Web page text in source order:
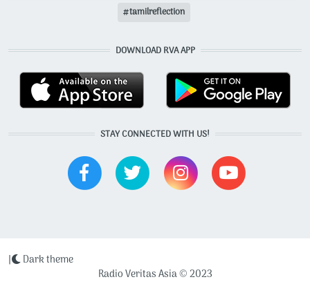
tamilreflection
DOWNLOAD RVA APP
STAY CONNECTED WITH US!
Radio Veritas Asia © 2023
| Dark theme